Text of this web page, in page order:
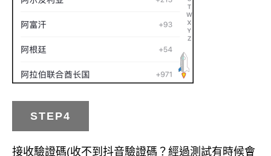
STEP4
接收驗證碼(收不到抖音驗證碼？經過測試有時候會